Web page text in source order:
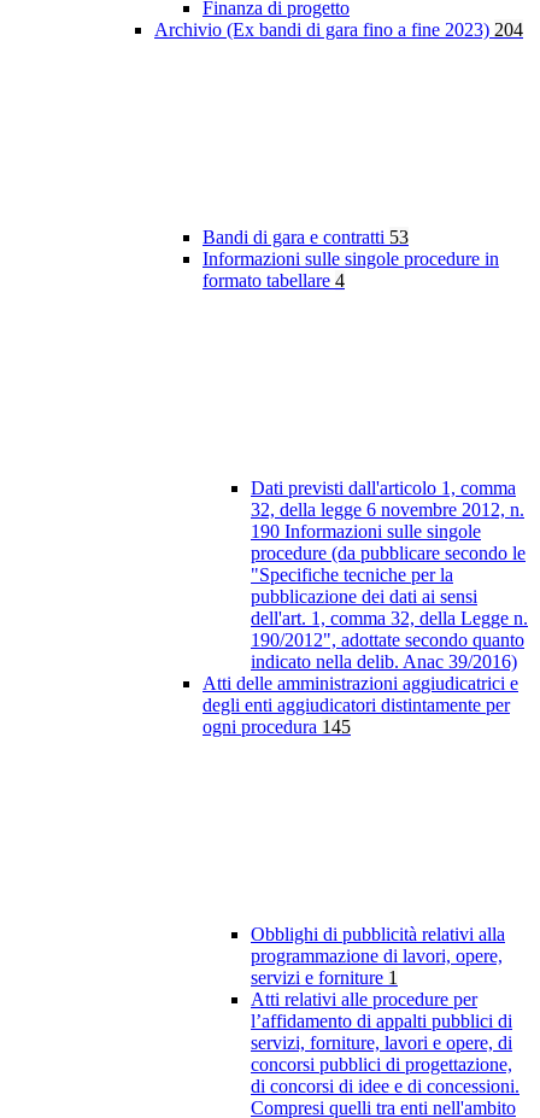
Finanza di progetto
Archivio (Ex bandi di gara fino a fine 2023) 204
Bandi di gara e contratti 53
Informazioni sulle singole procedure in
formato tabellare 4
Dati previsti dall'articolo 1, comma
32, della legge 6 novembre 2012, n.
190 Informazioni sulle singole
procedure (da pubblicare secondo le
"Specifiche tecniche per la
pubblicazione dei dati ai sensi
dell'art. 1, comma 32, della Legge n.
190/2012", adottate secondo quanto
indicato nella delib. Anac 39/2016)
Atti delle amministrazioni aggiudicatrici e
degli enti aggiudicatori distintamente per
ogni procedura 145
Obblighi di pubblicità relativi alla
programmazione di lavori, opere,
servizi e forniture 1
Atti relativi alle procedure per
l’affidamento di appalti pubblici di
servizi, forniture, lavori e opere, di
concorsi pubblici di progettazione,
di concorsi di idee e di concessioni.
Compresi quelli tra enti nell'ambito